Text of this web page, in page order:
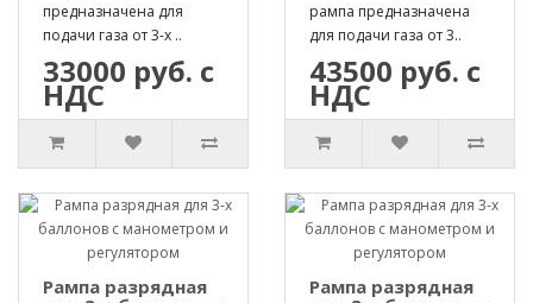
предназначена для
подачи газа от 3-х ..
33000 руб. с
НДС
рампа предназначена
для подачи газа от 3..
43500 руб. с
НДС
Рампа разрядная
Рампа разрядная